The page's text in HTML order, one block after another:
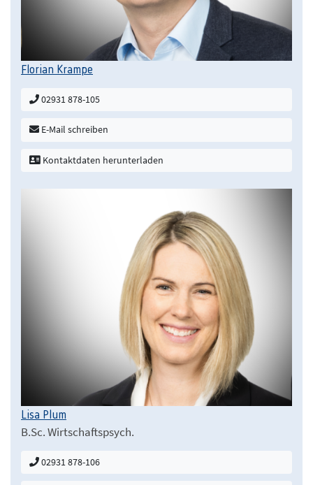
Florian Krampe
02931 878-105
E-Mail schreiben
Kontaktdaten herunterladen
Lisa Plum
B.Sc. Wirtschaftspsych.
02931 878-106